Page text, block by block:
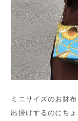
ミニサイズのお財
出掛けするのにち